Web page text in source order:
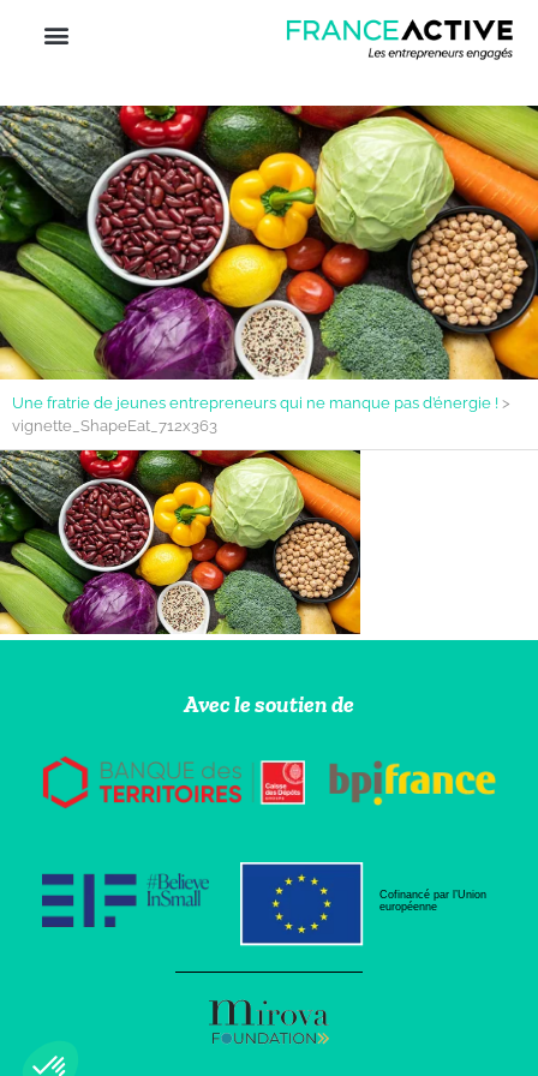
Une fratrie de jeunes entrepreneurs qui ne manque pas d’énergie ! >
vignette_ShapeEat_712x363
Avec le soutien de
Cofinancé par l’Union
européenne